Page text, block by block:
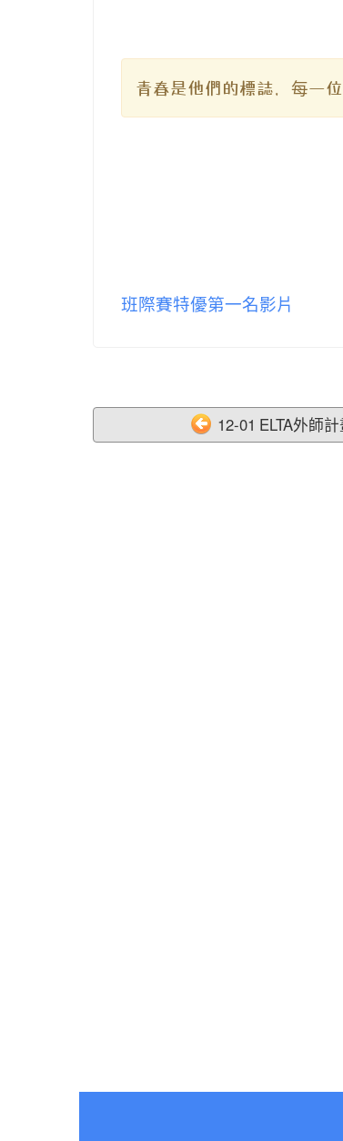
青春是他們的標誌，每一
班際賽特優第一名影片
12-01 ELTA外師